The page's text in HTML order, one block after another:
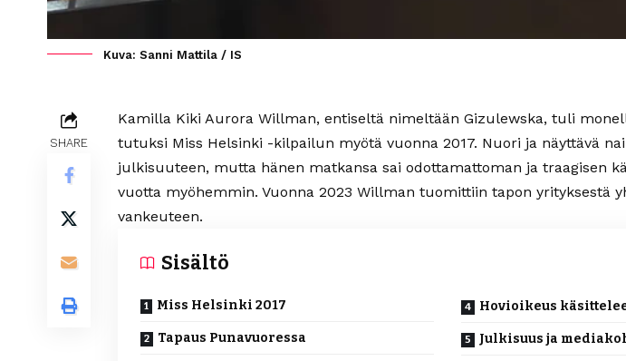
Kuva: Sanni Mattila / IS
SHARE
Kamilla Kiki Aurora Willman, entiseltä nimeltään Gizulewska, tuli
tutuksi Miss Helsinki -kilpailun myötä vuonna 2017. Nuori ja näyttävä
julkisuuteen, mutta hänen matkansa sai odottamattoman ja traagisen
vuotta myöhemmin. Vuonna 2023 Willman tuomittiin tapon yrityksestä
vankeuteen.
Sisältö
Miss Helsinki 2017
Tapaus Punavuoressa
Hovioikeus
Julkisuus ja